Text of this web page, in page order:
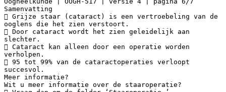
Samenvatting
 Grijze staar (cataract) is een vertroebeling van de
ooglens die het zien verstoort.
 Door cataract wordt het zien geleidelijk aan
slechter.
 Cataract kan alleen door een operatie worden
verholpen.
 95 tot 99% van de cataractoperaties verloopt
succesvol.
Meer informatie?
Wit u meer informatie over de staaroperatie?